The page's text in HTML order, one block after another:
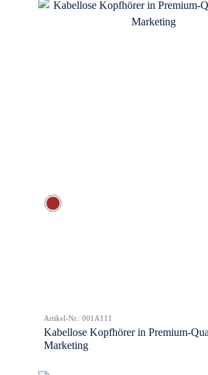
Artikel-Nr.: 001A111
Kabellose Kopfhörer in Premium-
Marketing